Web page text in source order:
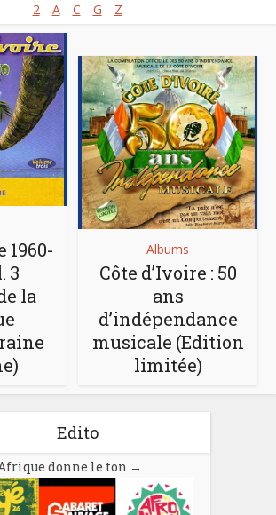
2 A C G Z
1960-
3
la
Albums
Côte d’Ivoire : 50
ans
d’indépendance
musicale (Edition
limitée)
Edito
donne le ton →